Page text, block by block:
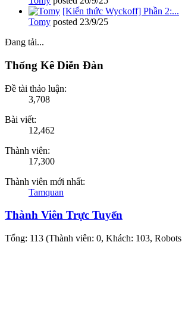
[Kiến thức Wyckoff] Phần 2:...
Tomy posted 23/9/25
Đang tải...
Thống Kê Diễn Đàn
Đề tài thảo luận:
3,708
Bài viết:
12,462
Thành viên:
17,300
Thành viên mới nhất:
Tamquan
Thành Viên Trực Tuyến
Tổng: 113 (Thành viên: 0, Khách: 103,